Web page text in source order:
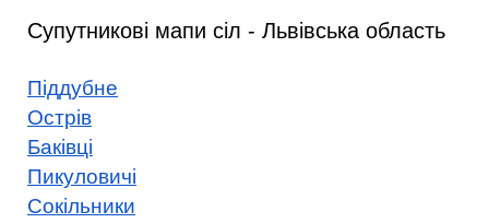
Супутникові мапи сіл - Львівська область
Піддубне
Острів
Баківці
Пикуловичі
Сокільники